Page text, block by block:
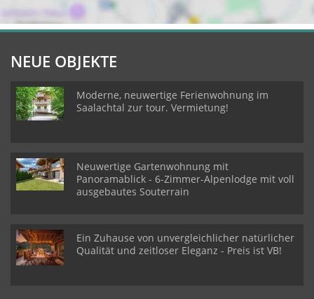
NEUE OBJEKTE
Moderne, neuwertige Ferienwohnung im
Saalachtal zur tour. Vermietung!
Neuwertige Gartenwohnung mit
Panoramablick - 6-Zimmer-Alpenlodge mit voll
ausgebautes Souterrain
Ein Zuhause von unvergleichlicher natürlicher
Qualität und zeitloser Eleganz - Preis ist VB!